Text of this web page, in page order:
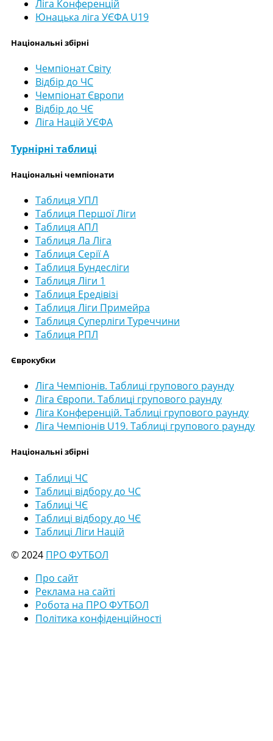
Ліга Конференцій
Юнацька ліга УЄФА U19
Національні збірні
Чемпіонат Світу
Відбір до ЧС
Чемпіонат Європи
Відбір до ЧЄ
Ліга Націй УЄФА
Турнірні таблиці
Національні чемпіонати
Таблиця УПЛ
Таблиця Першої Ліги
Таблиця АПЛ
Таблиця Ла Ліга
Таблиця Серії А
Таблиця Бундесліги
Таблиця Ліги 1
Таблиця Ередівізі
Таблиця Ліги Примейра
Таблиця Суперліги Туреччини
Таблиця РПЛ
Єврокубки
Ліга Чемпіонів. Таблиці групового раунду
Ліга Європи. Таблиці групового раунду
Ліга Конференцій. Таблиці групового раунду
Ліга Чемпіонів U19. Таблиці групового раунду
Національні збірні
Таблиці ЧС
Таблиці відбору до ЧС
Таблиці ЧЄ
Таблиці відбору до ЧЄ
Таблиці Ліги Націй
© 2024 ПРО ФУТБОЛ
Про сайт
Реклама на сайті
Робота на ПРО ФУТБОЛ
Політика конфіденційності